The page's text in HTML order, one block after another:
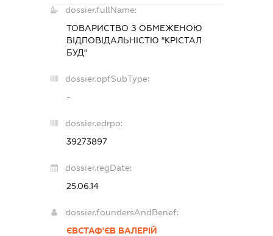
dossier.fullName:
ТОВАРИСТВО З ОБМЕЖЕНОЮ
ВІДПОВІДАЛЬНІСТЮ "КРІСТАЛ
БУД"
dossier.opfSubType:
-
dossier.edrpo:
39273897
dossier.regDate:
25.06.14
dossier.foundersAndBenef:
ЄВСТАФ'ЄВ ВАЛЕРІЙ